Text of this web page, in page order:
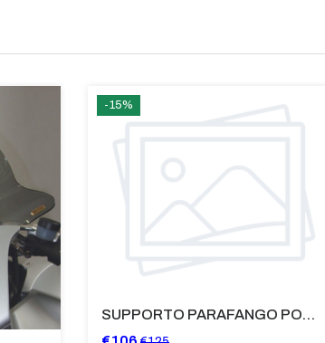
-15%
SUPPORTO PARAFANGO POSTERIORE BMW F900XR